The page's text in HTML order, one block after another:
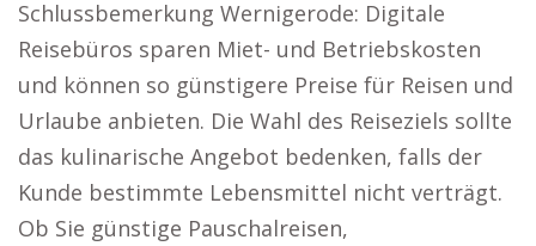
Schlussbemerkung Wernigerode: Digitale
Reisebüros sparen Miet- und Betriebskosten
und können so günstigere Preise für Reisen und
Urlaube anbieten. Die Wahl des Reiseziels sollte
das kulinarische Angebot bedenken, falls der
Kunde bestimmte Lebensmittel nicht verträgt.
Ob Sie günstige Pauschalreisen,